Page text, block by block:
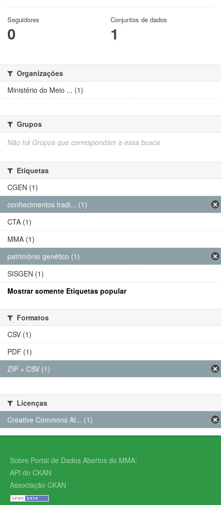
Seguidores
0
Conjuntos de dados
1
Organizações
Ministério do Meio ... (1)
Grupos
Não há Grupos que correspondam a essa busca
Etiquetas
CGEN (1)
conhecimentos tradi... (1)
CTA (1)
MMA (1)
patrimônio genético (1)
SISGEN (1)
Mostrar somente Etiquetas popular
Formatos
CSV (1)
PDF (1)
ZIP + CSV (1)
Licenças
Creative Commons At... (1)
Sobre Portal de Dados Abertos do MMA:
API do CKAN
Associação CKAN